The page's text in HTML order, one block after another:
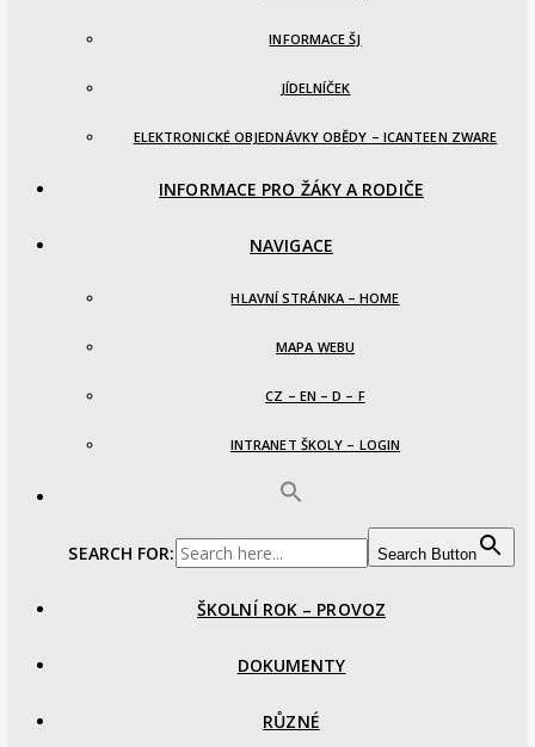
INFORMACE ŠJ
JÍDELNÍČEK
ELEKTRONICKÉ OBJEDNÁVKY OBĚDY – ICANTEEN ZWARE
INFORMACE PRO ŽÁKY A RODIČE
NAVIGACE
HLAVNÍ STRÁNKA – HOME
MAPA WEBU
CZ – EN – D – F
INTRANET ŠKOLY – LOGIN
SEARCH FOR: Search Button
ŠKOLNÍ ROK – PROVOZ
DOKUMENTY
RŮZNÉ